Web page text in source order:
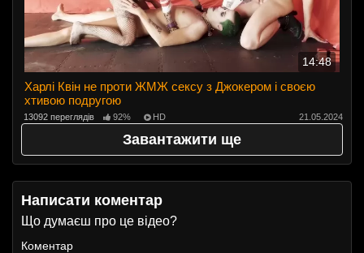
14:48
Харлі Квін не проти ЖМЖ сексу з Джокером і своєю
хтивою подругою
13092 переглядів 92% HD 21.05.2024
Завантажити ще
Написати коментар
Що думаєш про це відео?
Коментар